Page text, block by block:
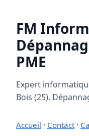
FM
PME
Expert
Bois (25).
Accueil · Contact·